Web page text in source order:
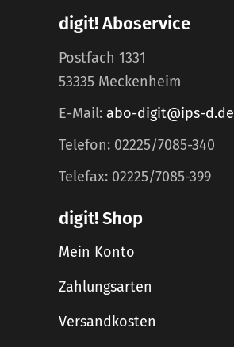
digit! Aboservice
Postfach 1331
53335 Meckenheim
E-Mail: abo-digit@ips-d.de
Telefon: 02225/7085-340
Telefax: 02225/7085-399
digit! Shop
Mein Konto
Zahlungsarten
Versandkosten